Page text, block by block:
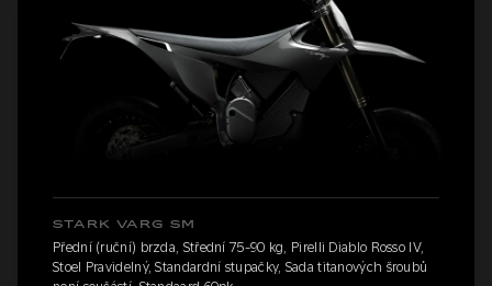
STARK VARG SM
Přední (ruční) brzda, Střední 75-90 kg, Pirelli Diablo Rosso IV,
Stoel Pravidelný, Standardní stupačky, Sada titanových šroubů